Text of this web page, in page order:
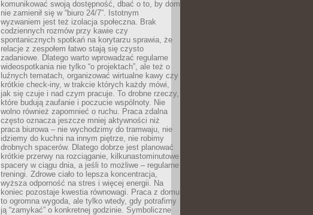
komunikować swoją dostępność, dbać o to, by dom
nie zamienił się w “biuro 24/7”. Istotnym
wyzwaniem jest też izolacja społeczna. Brak
codziennych rozmów przy kawie czy
spontanicznych spotkań na korytarzu sprawia, że
relacje z zespołem łatwo stają się czysto
zadaniowe. Dlatego warto wprowadzać regularne
wideospotkania nie tylko “o projektach”, ale też o
luźnych tematach, organizować wirtualne kawy czy
krótkie check-iny, w trakcie których każdy mówi,
jak się czuje i nad czym pracuje. To drobne rzeczy,
które budują zaufanie i poczucie wspólnoty. Nie
wolno również zapomnieć o ruchu. Praca zdalna
często oznacza jeszcze mniej aktywności niż
praca biurowa – nie wychodzimy do tramwaju, nie
idziemy do kuchni na innym piętrze, nie robimy
drobnych spacerów. Dlatego dobrze jest planować
krótkie przerwy na rozciąganie, kilkunastominutowe
spacery w ciągu dnia, a jeśli to możliwe – regularne
treningi. Zdrowe ciało to lepsza koncentracja,
wyższa odporność na stres i więcej energii. Na
koniec pozostaje kwestia równowagi. Praca z domu
to ogromna wygoda, ale tylko wtedy, gdy potrafimy
ją “zamykać” o konkretnej godzinie. Symboliczne